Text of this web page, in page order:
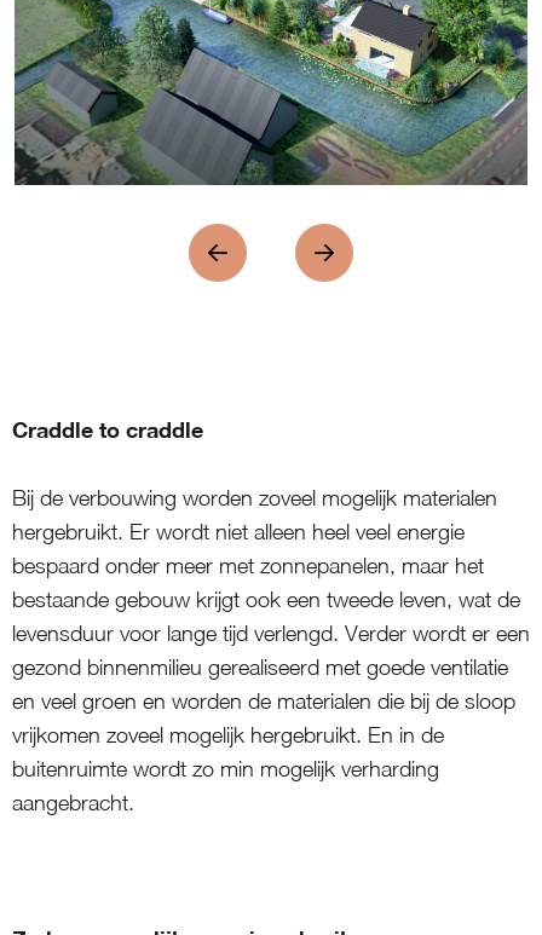
Craddle to craddle
Bij de verbouwing worden zoveel mogelijk materialen
hergebruikt. Er wordt niet alleen heel veel energie
bespaard onder meer met zonnepanelen, maar het
bestaande gebouw krijgt ook een tweede leven, wat de
levensduur voor lange tijd verlengd. Verder wordt er een
gezond binnenmilieu gerealiseerd met goede ventilatie
en veel groen en worden de materialen die bij de sloop
vrijkomen zoveel mogelijk hergebruikt. En in de
buitenruimte wordt zo min mogelijk verharding
aangebracht.